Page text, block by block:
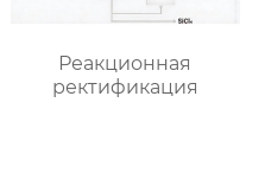
Реакционная
ректификация